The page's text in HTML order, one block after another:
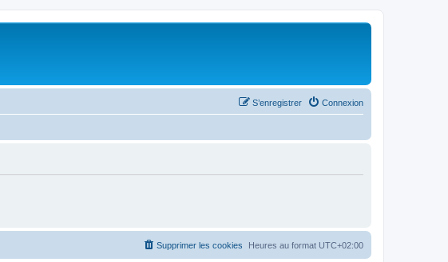
Connexion
S’enregistrer
Heures au format UTC+02:00
Supprimer les cookies